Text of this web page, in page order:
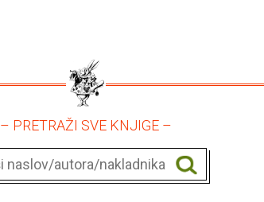
– PRETRAŽI SVE KNJIGE –